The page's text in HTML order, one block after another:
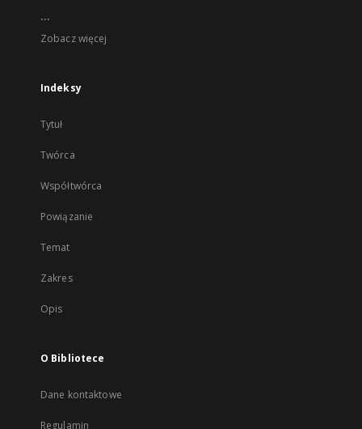
...
Zobacz więcej
Indeksy
Tytuł
Twórca
Współtwórca
Powiązanie
Temat
Zakres
Opis
O Bibliotece
Dane kontaktowe
Regulamin